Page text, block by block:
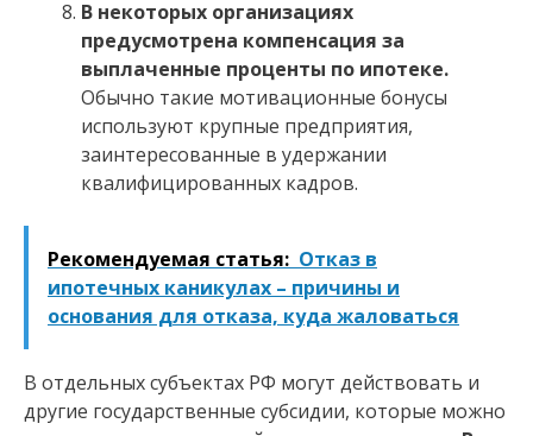
В некоторых организациях
предусмотрена компенсация за
выплаченные проценты по ипотеке.
Обычно такие мотивационные бонусы
используют крупные предприятия,
заинтересованные в удержании
квалифицированных кадров.
Рекомендуемая статья: Отказ в
ипотечных каникулах – причины и
основания для отказа, куда жаловаться
В отдельных субъектах РФ могут действовать и
другие государственные субсидии, которые можно